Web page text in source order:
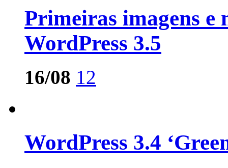
Primeiras imagens e
WordPress 3.5
16/08 12
WordPress 3.4